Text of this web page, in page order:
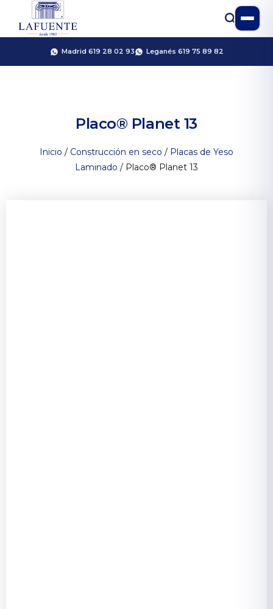
Madrid 619 28 02 93 Leganés 619 75 89 82
Placo® Planet 13
Inicio / Construcción en seco / Placas de Yeso
Laminado / Placo® Planet 13